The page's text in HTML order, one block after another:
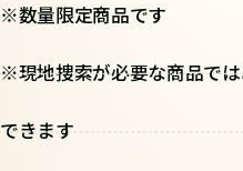
※数量限定商品です
※現地捜索が必要な商品で
できます